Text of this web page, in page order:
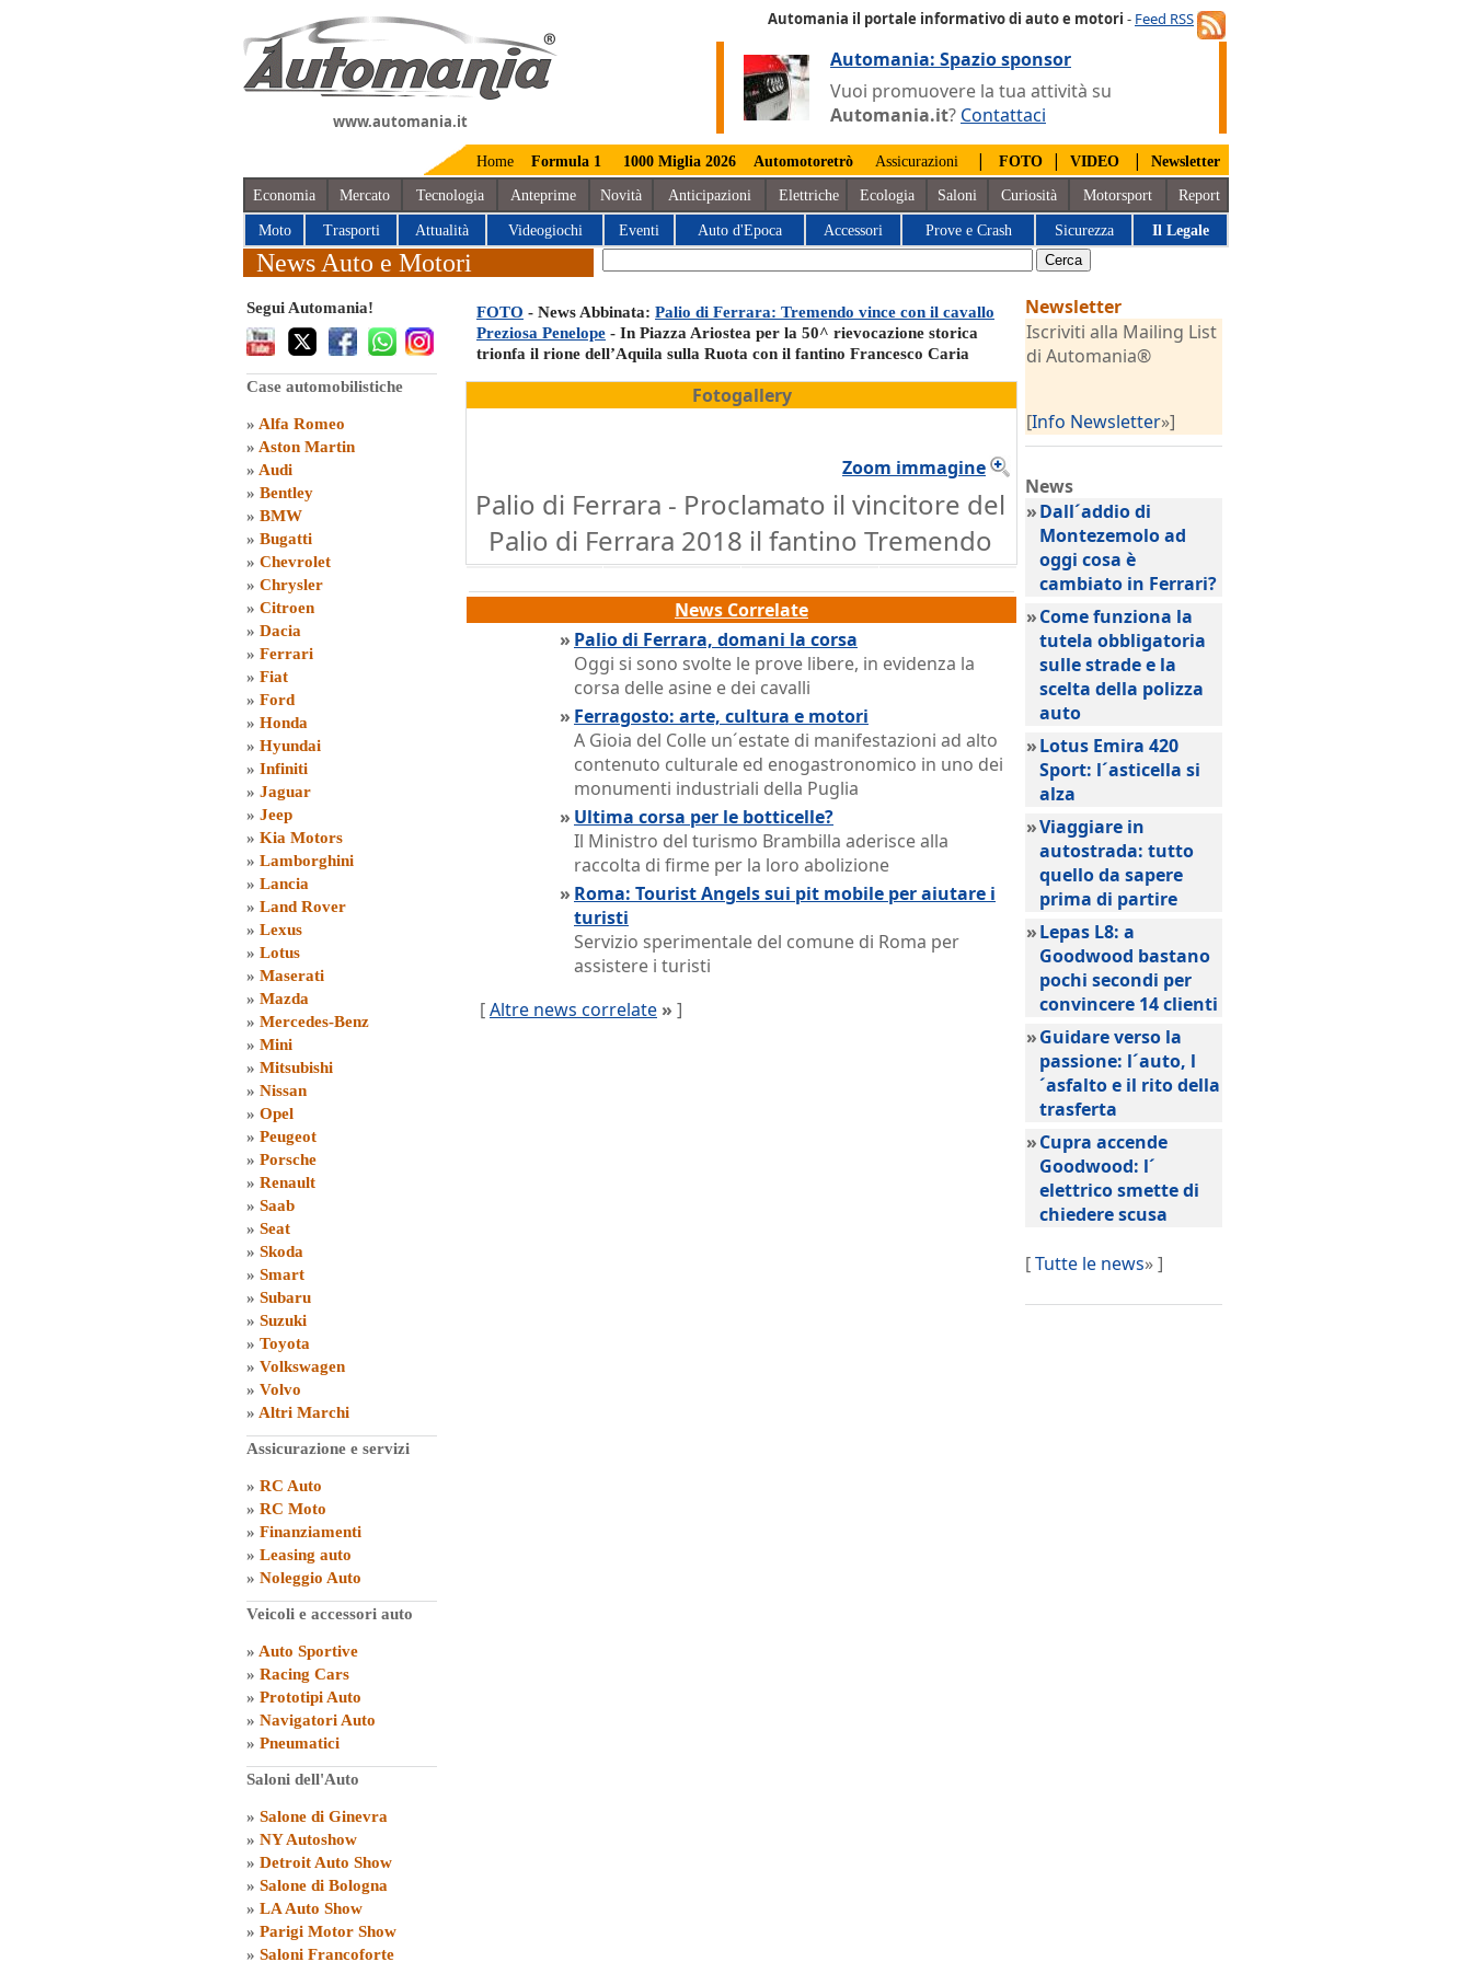
www.automania.it
Automania il portale informativo di auto e motori - Feed RSS
Automania: Spazio sponsor
Vuoi promuovere la tua attività su
Automania.it? Contattaci
Home Formula 1 1000 Miglia 2026 Automotoretrò Assicurazioni | FOTO | VIDEO | Newsletter
Economia Mercato Tecnologia Anteprime Novità Anticipazioni Elettriche Ecologia Saloni Curiosità Motorsport Report
Moto Trasporti Attualità Videogiochi Eventi Auto d'Epoca Accessori Prove e Crash Sicurezza Il Legale
News Auto e Motori
Segui Automania!
Case automobilistiche
» Alfa Romeo
» Aston Martin
» Audi
» Bentley
» BMW
» Bugatti
» Chevrolet
» Chrysler
» Citroen
» Dacia
» Ferrari
» Fiat
» Ford
» Honda
» Hyundai
» Infiniti
» Jaguar
» Jeep
» Kia Motors
» Lamborghini
» Lancia
» Land Rover
» Lexus
» Lotus
» Maserati
» Mazda
» Mercedes-Benz
» Mini
» Mitsubishi
» Nissan
» Opel
» Peugeot
» Porsche
» Renault
» Saab
» Seat
» Skoda
» Smart
» Subaru
» Suzuki
» Toyota
» Volkswagen
» Volvo
» Altri Marchi
Assicurazione e servizi
» RC Auto
» RC Moto
» Finanziamenti
» Leasing auto
» Noleggio Auto
Veicoli e accessori auto
» Auto Sportive
» Racing Cars
» Prototipi Auto
» Navigatori Auto
» Pneumatici
Saloni dell'Auto
» Salone di Ginevra
» NY Autoshow
» Detroit Auto Show
» Salone di Bologna
» LA Auto Show
» Parigi Motor Show
» Saloni Francoforte
FOTO - News Abbinata: Palio di Ferrara: Tremendo vince con il cavallo
Preziosa Penelope - In Piazza Ariostea per la 50^ rievocazione storica
trionfa il rione dell’Aquila sulla Ruota con il fantino Francesco Caria
Fotogallery
Zoom immagine
Palio di Ferrara - Proclamato il vincitore del
Palio di Ferrara 2018 il fantino Tremendo
News Correlate
» Palio di Ferrara, domani la corsa
Oggi si sono svolte le prove libere, in evidenza la
corsa delle asine e dei cavalli
» Ferragosto: arte, cultura e motori
A Gioia del Colle un´estate di manifestazioni ad alto
contenuto culturale ed enogastronomico in uno dei
monumenti industriali della Puglia
» Ultima corsa per le botticelle?
Il Ministro del turismo Brambilla aderisce alla
raccolta di firme per la loro abolizione
» Roma: Tourist Angels sui pit mobile per aiutare i
turisti
Servizio sperimentale del comune di Roma per
assistere i turisti
[Altre news correlate » ]
Newsletter
Iscriviti alla Mailing List
di Automania®
[Info Newsletter»]
News
»Dall´addio di
Montezemolo ad
oggi cosa è
cambiato in Ferrari?
»Come funziona la
tutela obbligatoria
sulle strade e la
scelta della polizza
auto
»Lotus Emira 420
Sport: l´asticella si
alza
»Viaggiare in
autostrada: tutto
quello da sapere
prima di partire
»Lepas L8: a
Goodwood bastano
pochi secondi per
convincere 14 clienti
»Guidare verso la
passione: l´auto, l
´asfalto e il rito della
trasferta
»Cupra accende
Goodwood: l´
elettrico smette di
chiedere scusa
[Tutte le news» ]